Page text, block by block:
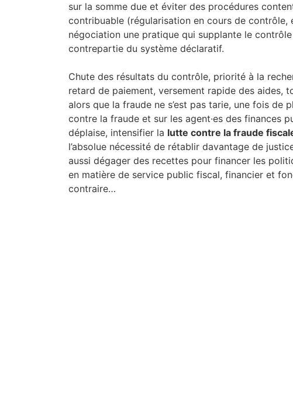
sur la somme due et éviter des procédures
contribuable (régularisation en cours de contrôle,
négociation une pratique qui supplante le contrôle
contrepartie du système déclaratif.
Chute des résultats du contrôle, priorité à la
retard de paiement, versement rapide des aides,
alors que la fraude ne s’est pas tarie, une fois de
contre la fraude et sur les agent·es des finances
déplaise, intensifier la lutte contre la fraude
l’absolue nécessité de rétablir davantage de
aussi dégager des recettes pour financer les
en matière de service public fiscal, financier et
contraire…